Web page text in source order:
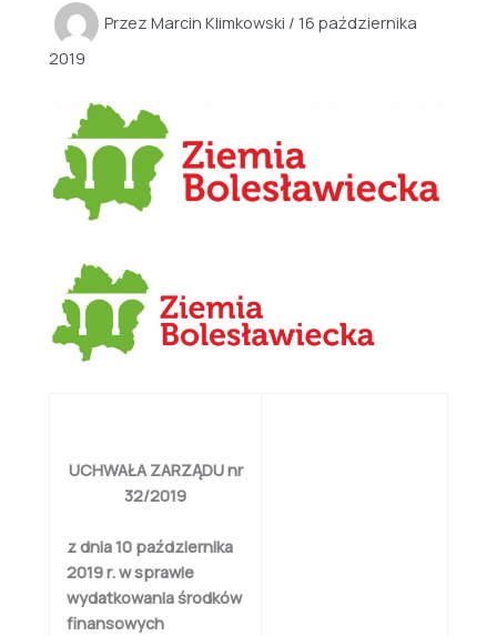
Przez Marcin Klimkowski / 16 października
2019
UCHWAŁA ZARZĄDU nr
32/2019
z dnia 10 października
2019 r. w sprawie
wydatkowania środków
finansowych